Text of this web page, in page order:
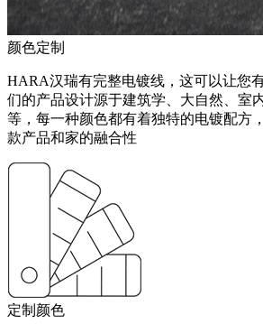
颜色定制
HARA汉瑞有完整电镀线，这可以让您
们的产品设计源于建筑学、大自然、室
等，每一种颜色都有着独特的电镀配方
款产品和家的融合性
定制颜色